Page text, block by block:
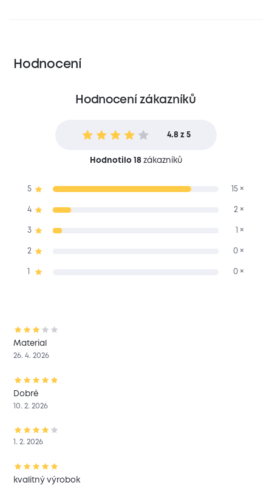
Hodnocení
Hodnocení zákazníků
4.8 z 5
Hodnotilo 18 zákazníků
5 15 ×
4 2 ×
3 1 ×
2 0 ×
0 ×
Material
26. 4. 2026
Dobré
10. 2. 2026
1. 2. 2026
kvalitný výrobok